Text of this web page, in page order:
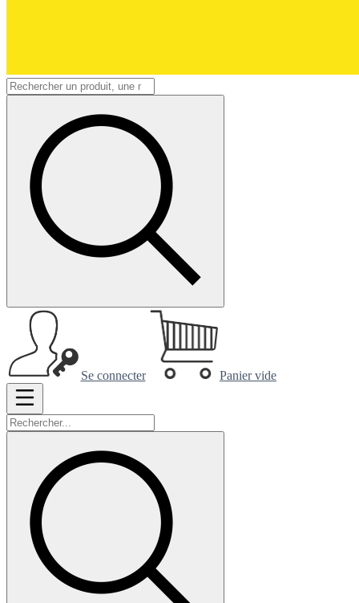
Se connecter Panier vide